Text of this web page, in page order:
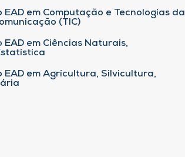
em Computação e Tecnologias da
(TIC)
em Ciências Naturais,
EAD em Agricultura, Silvicultura,